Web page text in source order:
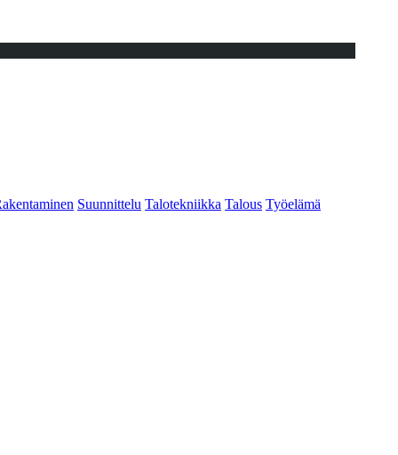
Suunnittelu Talotekniikka Talous Työelämä